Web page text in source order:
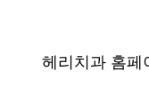
헤리치과 홈페